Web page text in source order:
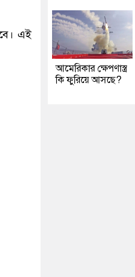
এই
আমেরিকার ক্ষেপণাস্ত্র
কি ফুরিয়ে আসছে?